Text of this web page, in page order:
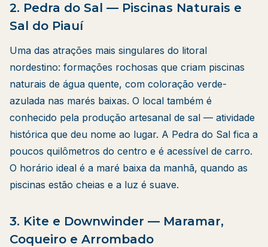
2. Pedra do Sal — Piscinas Naturais e
Sal do Piauí
Uma das atrações mais singulares do litoral
nordestino: formações rochosas que criam piscinas
naturais de água quente, com coloração verde-
azulada nas marés baixas. O local também é
conhecido pela produção artesanal de sal — atividade
histórica que deu nome ao lugar. A Pedra do Sal fica a
poucos quilômetros do centro e é acessível de carro.
O horário ideal é a maré baixa da manhã, quando as
piscinas estão cheias e a luz é suave.
3. Kite e Downwinder — Maramar,
Coqueiro e Arrombado